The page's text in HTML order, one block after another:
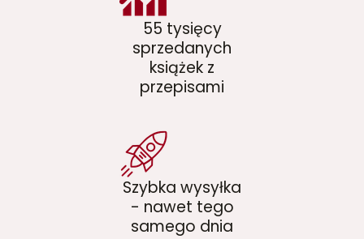
55 tysięcy
sprzedanych
książek z
przepisami
Szybka wysyłka
- nawet tego
samego dnia